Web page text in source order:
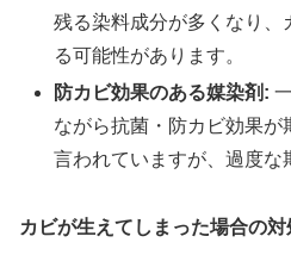
残る染料成分が多くなり、
る可能性があります。
防カビ効果のある媒染剤:
ながら抗菌・防カビ効果が
言われていますが、過度な
カビが生えてしまった場合の対